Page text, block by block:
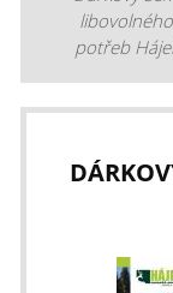
potřeb